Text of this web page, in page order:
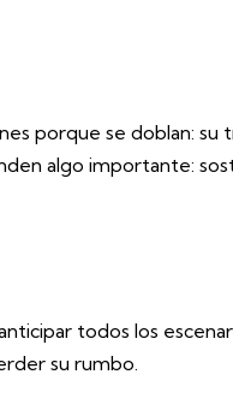
porque se doblan:
algo importante:
todos los
su rumbo.